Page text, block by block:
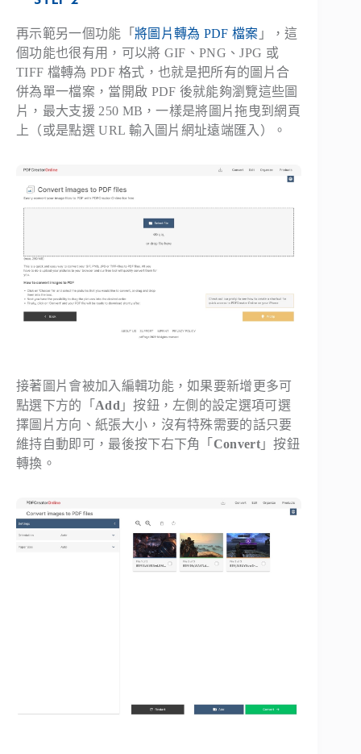
再示範另一個功能「 將圖片轉為 PDF 檔案 」，這
個功能也很有用，可以將 GIF、PNG、JPG 或
TIFF 檔轉為 PDF 格式，也就是把所有的圖片合
併為單一檔案，當開啟 PDF 後就能夠瀏覽這些圖
片，最大支援 250 MB，一樣是將圖片拖曳到網頁
上（或是點選 URL 輸入圖片網址遠端匯入）。
接著圖片會被加入編輯功能，如果要新增更多可
點選下方的「 Add 」按鈕，左側的設定選項可選
擇圖片方向、紙張大小，沒有特殊需要的話只要
維持自動即可，最後按下右下角「 Convert 」按鈕
轉換。